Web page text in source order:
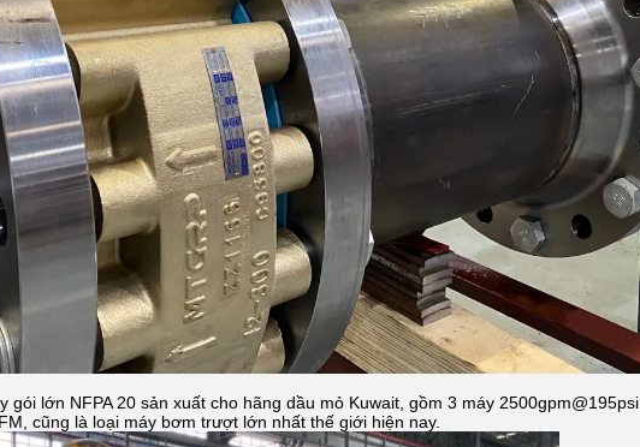
gói lớn NFPA 20 sản xuất cho hãng dầu mỏ Kuwait, gồm 3 máy 2500gpm@195psi
cũng là loại máy bơm trượt lớn nhất thế giới hiện nay.